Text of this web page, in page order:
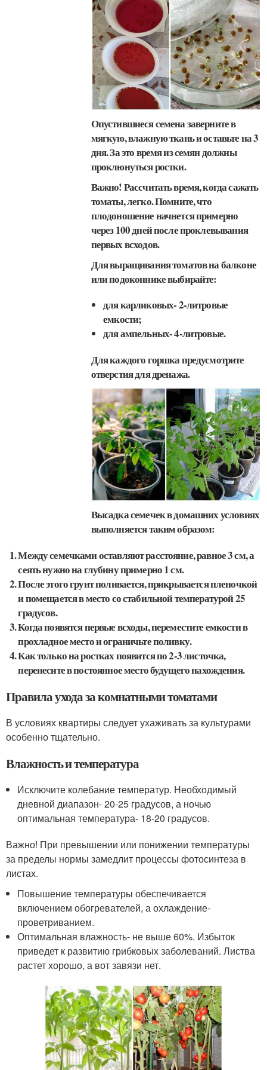
Опустившиеся семена заверните в
мягкую, влажную ткань и оставьте на 3
дня. За это время из семян должны
проклюнуться ростки.
Важно! Рассчитать время, когда сажать
томаты, легко. Помните, что
плодоношение начнется примерно
через 100 дней после проклевывания
первых всходов.
Для выращивания томатов на балконе
или подоконнике выбирайте:
для карликовых- 2-литровые
емкости;
для ампельных- 4-литровые.
Для каждого горшка предусмотрите
отверстия для дренажа.
Высадка семечек в домашних условиях
выполняется таким образом:
Между семечками оставляют расстояние, равное 3 см, а
сеять нужно на глубину примерно 1 см.
После этого грунт поливается, прикрывается пленочкой
и помещается в место со стабильной температурой 25
градусов.
Когда появятся первые всходы, переместите емкости в
прохладное место и ограничьте поливку.
Как только на ростках появится по 2-3 листочка,
перенесите в постоянное место будущего нахождения.
Правила ухода за комнатными томатами
В условиях квартиры следует ухаживать за культурами
особенно тщательно.
Влажность и температура
Исключите колебание температур. Необходимый
дневной диапазон- 20-25 градусов, а ночью
оптимальная температура- 18-20 градусов.
Важно! При превышении или понижении температуры
за пределы нормы замедлит процессы фотосинтеза в
листах.
Повышение температуры обеспечивается
включением обогревателей, а охлаждение-
проветриванием.
Оптимальная влажность- не выше 60%. Избыток
приведет к развитию грибковых заболеваний. Листва
растет хорошо, а вот завязи нет.